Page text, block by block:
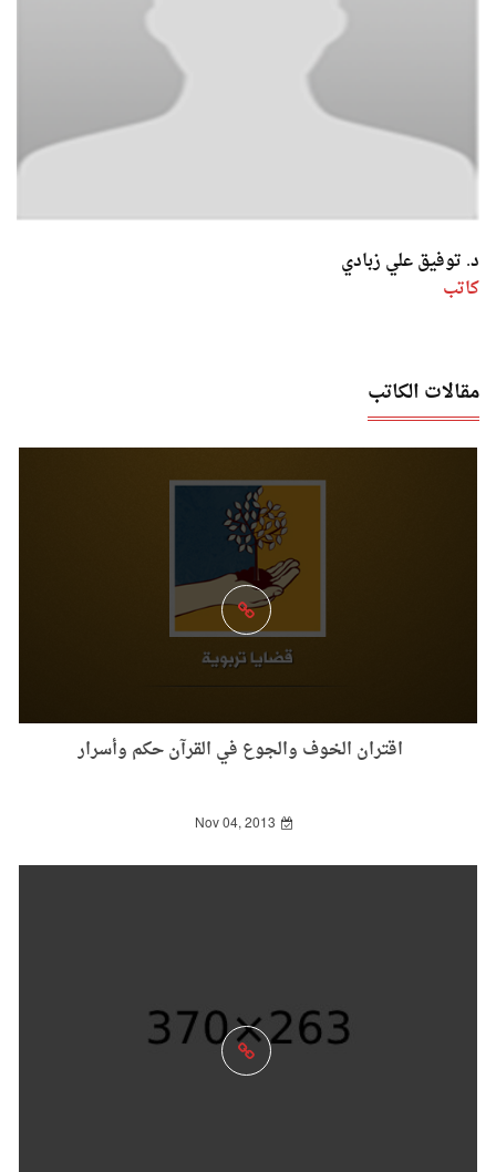
د. توفيق علي زبادي
كاتب
مقالات الكاتب
اقتران الخوف والجوع في القرآن حكم وأسرار
Nov 04, 2013